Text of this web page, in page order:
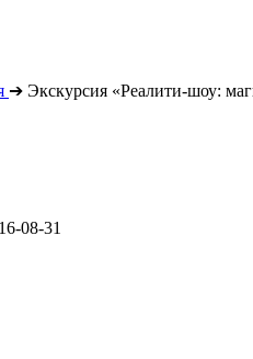
➔ Экскурсия «Реалити-шоу:
08-31